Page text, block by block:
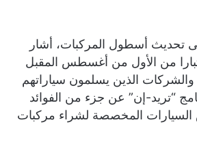
تحديث أسطول المركبات، أشار
من الأول من أغسطس المقبل
والشركات الذين يسلمون سياراتهم
“تريد-إن” عن جزء من الفوائد
السيارات المخصصة لشراء مركبات